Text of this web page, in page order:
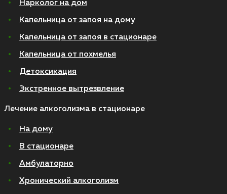
Нарколог на дом
Капельница от запоя на дому
Капельница от запоя в стационаре
Капельница от похмелья
Детоксикация
Экстренное вытрезвление
Лечение алкоголизма в стационаре
На дому
В стационаре
Амбулаторно
Хронический алкоголизм